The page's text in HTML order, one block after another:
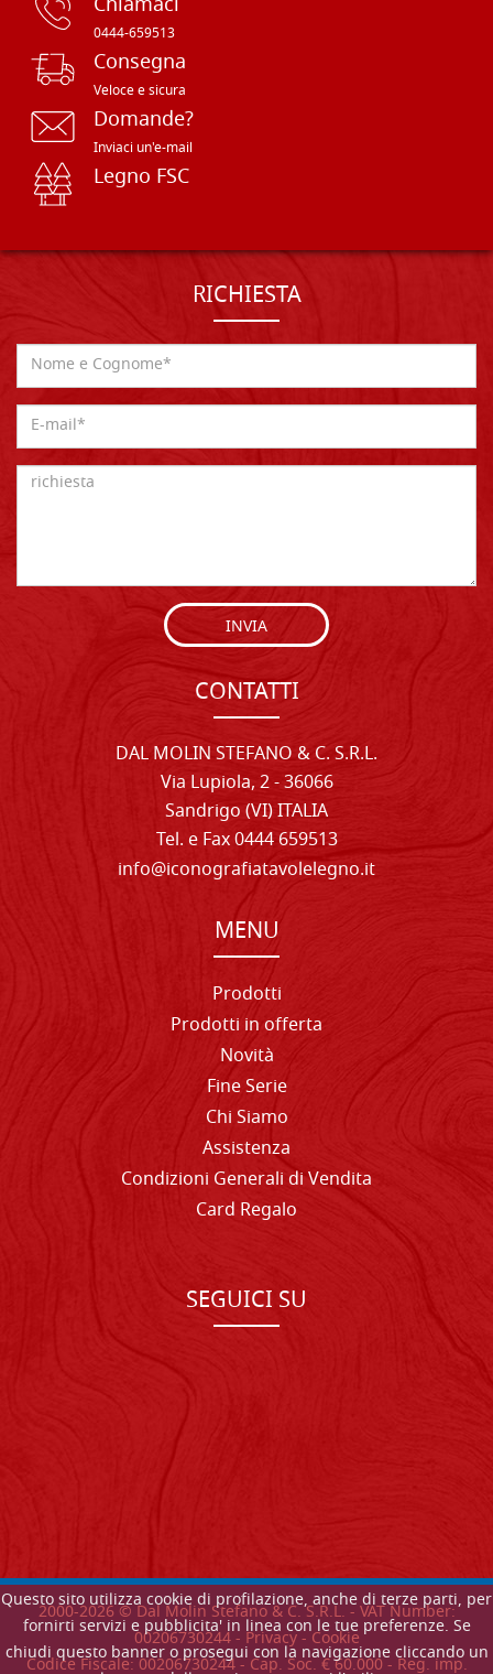
Questo sito utilizza cookie di profilazione, anche di terze parti, per
fornirti servizi e pubblicita' in linea con le tue preferenze. Se
chiudi questo banner o prosegui con la navigazione cliccando un
0444-659513
Consegna
Veloce e sicura
Domande?
Inviaci un'e-mail
Legno FSC
RICHIESTA
INVIA
CONTATTI
DAL MOLIN STEFANO & C. S.R.L.
Via Lupiola, 2 - 36066
Sandrigo (VI) ITALIA
Tel. e Fax 0444 659513
info@iconografiatavolelegno.it
MENU
Prodotti
Prodotti in offerta
Novità
Fine Serie
Chi Siamo
Assistenza
Condizioni Generali di Vendita
Card Regalo
SEGUICI SU
2000-2026© Dal Molin Stefano & C. S.R.L. - VAT Number:
00206730244 - Privacy-Cookie
Codice Fiscale: 00206730244 - Cap. Soc. € 60.000 - Reg. imp.